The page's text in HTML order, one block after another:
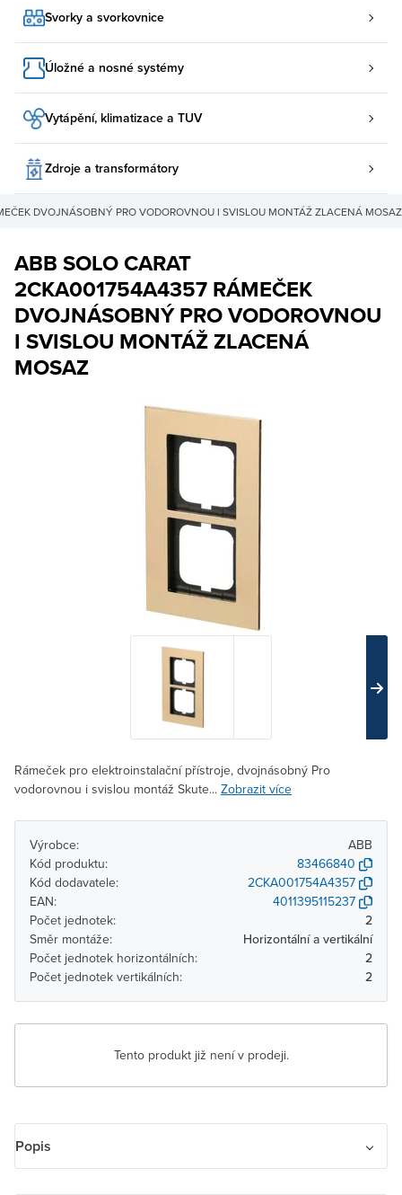
Svorky a svorkovnice
Úložné a nosné systémy
Vytápění, klimatizace a TUV
Zdroje a transformátory
DVOJNÁSOBNÝ PRO VODOROVNOU I SVISLOU MONTÁŽ ZLACENÁ MOSAZ
ABB SOLO CARAT
2CKA001754A4357 RÁMEČEK
DVOJNÁSOBNÝ PRO VODOROVNOU
I SVISLOU MONTÁŽ ZLACENÁ
MOSAZ
Rámeček pro elektroinstalační přístroje, dvojnásobný Pro
vodorovnou i svislou montáž Skute... Zobrazit více
Výrobce:
ABB
Kód produktu:
83466840
Kód dodavatele:
2CKA001754A4357
EAN:
4011395115237
Počet jednotek:
2
Směr montáže:
Horizontální a vertikální
Počet jednotek horizontálních:
2
Počet jednotek vertikálních:
2
Tento produkt již není v prodeji.
Popis